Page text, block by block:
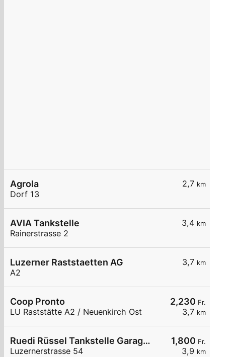
2,7 km
Agrola
Dorf 13
3,4 km
AVIA Tankstelle
Rainerstrasse 2
3,7 km
Luzerner Raststaetten AG
A2
2,230 Fr.
3,7 km
Coop Pronto
LU Raststätte A2 / Neuenkirch Ost
1,800 Fr.
3,9 km
Ruedi Rüssel Tankstelle Garage Erni Neudorf AG
Luzernerstrasse 54